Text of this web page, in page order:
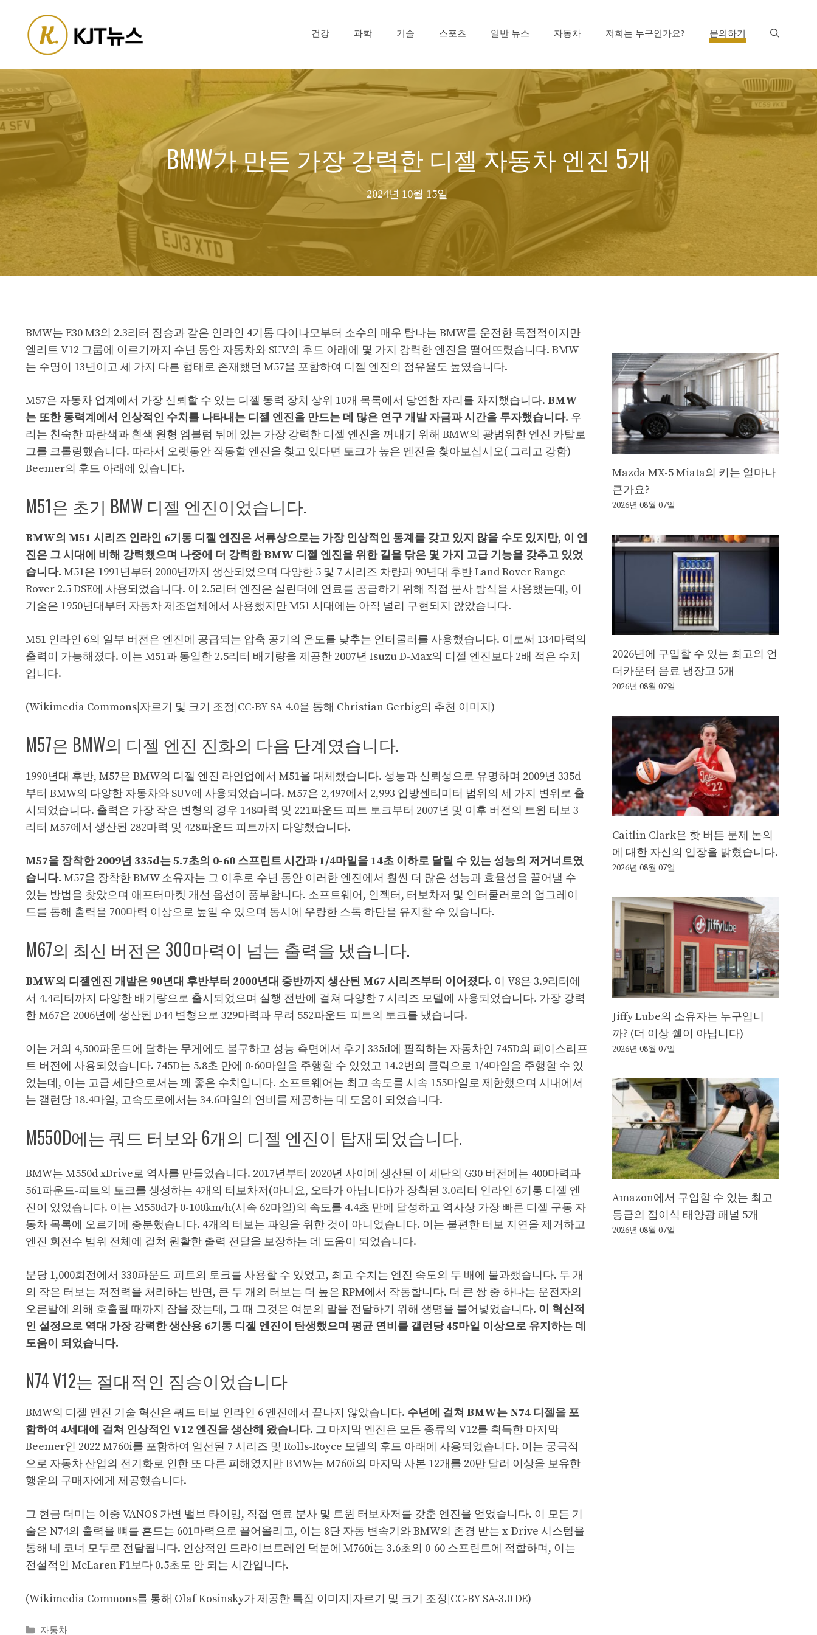
content
건강 과학 기술 스포츠 일반 뉴스 자동차 저희는 누구인가요? 문의하기
BMW가 만든 가장 강력한 디젤 자동차 엔진 5개
2024년 10월 15일
BMW는 E30 M3의 2.3리터 짐승과 같은 인라인 4기통 다이나모부터 소수의 매우 탐나는 BMW를 운전한 독점적이지만
엘리트 V12 그룹에 이르기까지 수년 동안 자동차와 SUV의 후드 아래에 몇 가지 강력한 엔진을 떨어뜨렸습니다. BMW
는 수명이 13년이고 세 가지 다른 형태로 존재했던 M57을 포함하여 디젤 엔진의 점유율도 높였습니다.
M57은 자동차 업계에서 가장 신뢰할 수 있는 디젤 동력 장치 상위 10개 목록에서 당연한 자리를 차지했습니다. BMW
는 또한 동력계에서 인상적인 수치를 나타내는 디젤 엔진을 만드는 데 많은 연구 개발 자금과 시간을 투자했습니다. 우
리는 친숙한 파란색과 흰색 원형 엠블럼 뒤에 있는 가장 강력한 디젤 엔진을 꺼내기 위해 BMW의 광범위한 엔진 카탈로
그를 크롤링했습니다. 따라서 오랫동안 작동할 엔진을 찾고 있다면 토크가 높은 엔진을 찾아보십시오( 그리고 강함)
Beemer의 후드 아래에 있습니다.
M51은 초기 BMW 디젤 엔진이었습니다.
BMW의 M51 시리즈 인라인 6기통 디젤 엔진은 서류상으로는 가장 인상적인 통계를 갖고 있지 않을 수도 있지만, 이 엔
진은 그 시대에 비해 강력했으며 나중에 더 강력한 BMW 디젤 엔진을 위한 길을 닦은 몇 가지 고급 기능을 갖추고 있었
습니다. M51은 1991년부터 2000년까지 생산되었으며 다양한 5 및 7 시리즈 차량과 90년대 후반 Land Rover Range
Rover 2.5 DSE에 사용되었습니다. 이 2.5리터 엔진은 실린더에 연료를 공급하기 위해 직접 분사 방식을 사용했는데, 이
기술은 1950년대부터 자동차 제조업체에서 사용했지만 M51 시대에는 아직 널리 구현되지 않았습니다.
M51 인라인 6의 일부 버전은 엔진에 공급되는 압축 공기의 온도를 낮추는 인터쿨러를 사용했습니다. 이로써 134마력의
출력이 가능해졌다. 이는 M51과 동일한 2.5리터 배기량을 제공한 2007년 Isuzu D-Max의 디젤 엔진보다 2배 적은 수치
입니다.
(Wikimedia Commons|자르기 및 크기 조정|CC-BY SA 4.0을 통해 Christian Gerbig의 추천 이미지)
M57은 BMW의 디젤 엔진 진화의 다음 단계였습니다.
1990년대 후반, M57은 BMW의 디젤 엔진 라인업에서 M51을 대체했습니다. 성능과 신뢰성으로 유명하며 2009년 335d
부터 BMW의 다양한 자동차와 SUV에 사용되었습니다. M57은 2,497에서 2,993 입방센티미터 범위의 세 가지 변위로 출
시되었습니다. 출력은 가장 작은 변형의 경우 148마력 및 221파운드 피트 토크부터 2007년 및 이후 버전의 트윈 터보 3
리터 M57에서 생산된 282마력 및 428파운드 피트까지 다양했습니다.
M57을 장착한 2009년 335d는 5.7초의 0-60 스프린트 시간과 1/4마일을 14초 이하로 달릴 수 있는 성능의 저거너트였
습니다. M57을 장착한 BMW 소유자는 그 이후로 수년 동안 이러한 엔진에서 훨씬 더 많은 성능과 효율성을 끌어낼 수
있는 방법을 찾았으며 애프터마켓 개선 옵션이 풍부합니다. 소프트웨어, 인젝터, 터보차저 및 인터쿨러로의 업그레이
드를 통해 출력을 700마력 이상으로 높일 수 있으며 동시에 우량한 스톡 하단을 유지할 수 있습니다.
M67의 최신 버전은 300마력이 넘는 출력을 냈습니다.
BMW의 디젤엔진 개발은 90년대 후반부터 2000년대 중반까지 생산된 M67 시리즈부터 이어졌다. 이 V8은 3.9리터에
서 4.4리터까지 다양한 배기량으로 출시되었으며 실행 전반에 걸쳐 다양한 7 시리즈 모델에 사용되었습니다. 가장 강력
한 M67은 2006년에 생산된 D44 변형으로 329마력과 무려 552파운드-피트의 토크를 냈습니다.
이는 거의 4,500파운드에 달하는 무게에도 불구하고 성능 측면에서 후기 335d에 필적하는 자동차인 745D의 페이스리프
트 버전에 사용되었습니다. 745D는 5.8초 만에 0-60마일을 주행할 수 있었고 14.2번의 클릭으로 1/4마일을 주행할 수 있
었는데, 이는 고급 세단으로서는 꽤 좋은 수치입니다. 소프트웨어는 최고 속도를 시속 155마일로 제한했으며 시내에서
는 갤런당 18.4마일, 고속도로에서는 34.6마일의 연비를 제공하는 데 도움이 되었습니다.
M550D에는 쿼드 터보와 6개의 디젤 엔진이 탑재되었습니다.
BMW는 M550d xDrive로 역사를 만들었습니다. 2017년부터 2020년 사이에 생산된 이 세단의 G30 버전에는 400마력과
561파운드-피트의 토크를 생성하는 4개의 터보차저(아니요, 오타가 아닙니다)가 장착된 3.0리터 인라인 6기통 디젤 엔
진이 있었습니다. 이는 M550d가 0-100km/h(시속 62마일)의 속도를 4.4초 만에 달성하고 역사상 가장 빠른 디젤 구동 자
동차 목록에 오르기에 충분했습니다. 4개의 터보는 과잉을 위한 것이 아니었습니다. 이는 불편한 터보 지연을 제거하고
엔진 회전수 범위 전체에 걸쳐 원활한 출력 전달을 보장하는 데 도움이 되었습니다.
분당 1,000회전에서 330파운드-피트의 토크를 사용할 수 있었고, 최고 수치는 엔진 속도의 두 배에 불과했습니다. 두 개
의 작은 터보는 저전력을 처리하는 반면, 큰 두 개의 터보는 더 높은 RPM에서 작동합니다. 더 큰 쌍 중 하나는 운전자의
오른발에 의해 호출될 때까지 잠을 잤는데, 그 때 그것은 여분의 말을 전달하기 위해 생명을 불어넣었습니다. 이 혁신적
인 설정으로 역대 가장 강력한 생산용 6기통 디젤 엔진이 탄생했으며 평균 연비를 갤런당 45마일 이상으로 유지하는 데
도움이 되었습니다.
N74 V12는 절대적인 짐승이었습니다
BMW의 디젤 엔진 기술 혁신은 쿼드 터보 인라인 6 엔진에서 끝나지 않았습니다. 수년에 걸쳐 BMW는 N74 디젤을 포
함하여 4세대에 걸쳐 인상적인 V12 엔진을 생산해 왔습니다. 그 마지막 엔진은 모든 종류의 V12를 획득한 마지막
Beemer인 2022 M760i를 포함하여 엄선된 7 시리즈 및 Rolls-Royce 모델의 후드 아래에 사용되었습니다. 이는 궁극적
으로 자동차 산업의 전기화로 인한 또 다른 피해였지만 BMW는 M760i의 마지막 사본 12개를 20만 달러 이상을 보유한
행운의 구매자에게 제공했습니다.
그 현금 더미는 이중 VANOS 가변 밸브 타이밍, 직접 연료 분사 및 트윈 터보차저를 갖춘 엔진을 얻었습니다. 이 모든 기
술은 N74의 출력을 뼈를 흔드는 601마력으로 끌어올리고, 이는 8단 자동 변속기와 BMW의 존경 받는 x-Drive 시스템을
통해 네 코너 모두로 전달됩니다. 인상적인 드라이브트레인 덕분에 M760i는 3.6초의 0-60 스프린트에 적합하며, 이는
전설적인 McLaren F1보다 0.5초도 안 되는 시간입니다.
(Wikimedia Commons를 통해 Olaf Kosinsky가 제공한 특집 이미지|자르기 및 크기 조정|CC-BY SA-3.0 DE)
Categories
자동차
Mazda MX-5 Miata의 키는 얼마나
큰가요?
2026년 08월 07일
2026년에 구입할 수 있는 최고의 언
더카운터 음료 냉장고 5개
2026년 08월 07일
Caitlin Clark은 핫 버튼 문제 논의
에 대한 자신의 입장을 밝혔습니다.
2026년 08월 07일
Jiffy Lube의 소유자는 누구입니
까? (더 이상 쉘이 아닙니다)
2026년 08월 07일
Amazon에서 구입할 수 있는 최고
등급의 접이식 태양광 패널 5개
2026년 08월 07일